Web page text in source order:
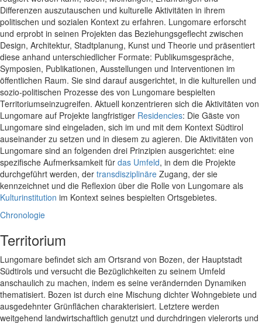
Differenzen auszutauschen und kulturelle Aktivitäten in ihrem
politischen und sozialen Kontext zu erfahren. Lungomare erforscht
und erprobt in seinen Projekten das Beziehungsgeflecht zwischen
Design, Architektur, Stadtplanung, Kunst und Theorie und präsentiert
diese anhand unterschiedlicher Formate: Publikumsgespräche,
Symposien, Publikationen, Ausstellungen und Interventionen im
öffentlichen Raum. Sie sind darauf ausgerichtet, in die kulturellen und
sozio-politischen Prozesse des von Lungomare bespielten
Territoriumseinzugreifen. Aktuell konzentrieren sich die Aktivitäten von
Lungomare auf Projekte langfristiger Residencies: Die Gäste von
Lungomare sind eingeladen, sich im und mit dem Kontext Südtirol
auseinander zu setzen und in diesem zu agieren. Die Aktivitäten von
Lungomare sind an folgenden drei Prinzipien ausgerichtet: eine
spezifische Aufmerksamkeit für das Umfeld, in dem die Projekte
durchgeführt werden, der transdisziplinäre Zugang, der sie
kennzeichnet und die Reflexion über die Rolle von Lungomare als
Kulturinstitution im Kontext seines bespielten Ortsgebietes.
Chronologie
Territorium
Lungomare befindet sich am Ortsrand von Bozen, der Hauptstadt
Südtirols und versucht die Bezüglichkeiten zu seinem Umfeld
anschaulich zu machen, indem es seine verändernden Dynamiken
thematisiert. Bozen ist durch eine Mischung dichter Wohngebiete und
ausgedehnter Grünflächen charakterisiert. Letztere werden
weitgehend landwirtschaftlich genutzt und durchdringen vielerorts und